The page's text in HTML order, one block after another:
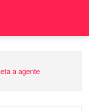
a agente